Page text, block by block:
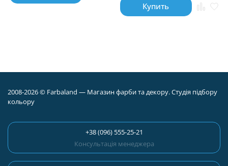
Купить
2008-2026 © Farbaland — Магазин фарби та декору. Студія підбору
кольору
+38 (096) 555-25-21
Консультація менеджера